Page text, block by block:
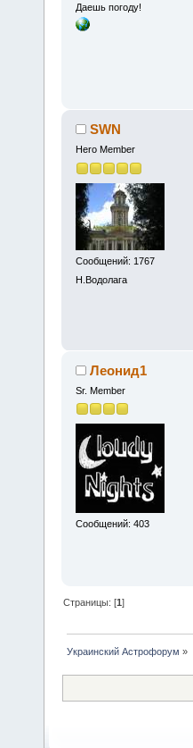
Даешь погоду!
SWN
Hero Member
Сообщений: 1767
Н.Водолага
Леонид1
Sr. Member
Сообщений: 403
Страницы: [1]
Украинский Астрофорум »